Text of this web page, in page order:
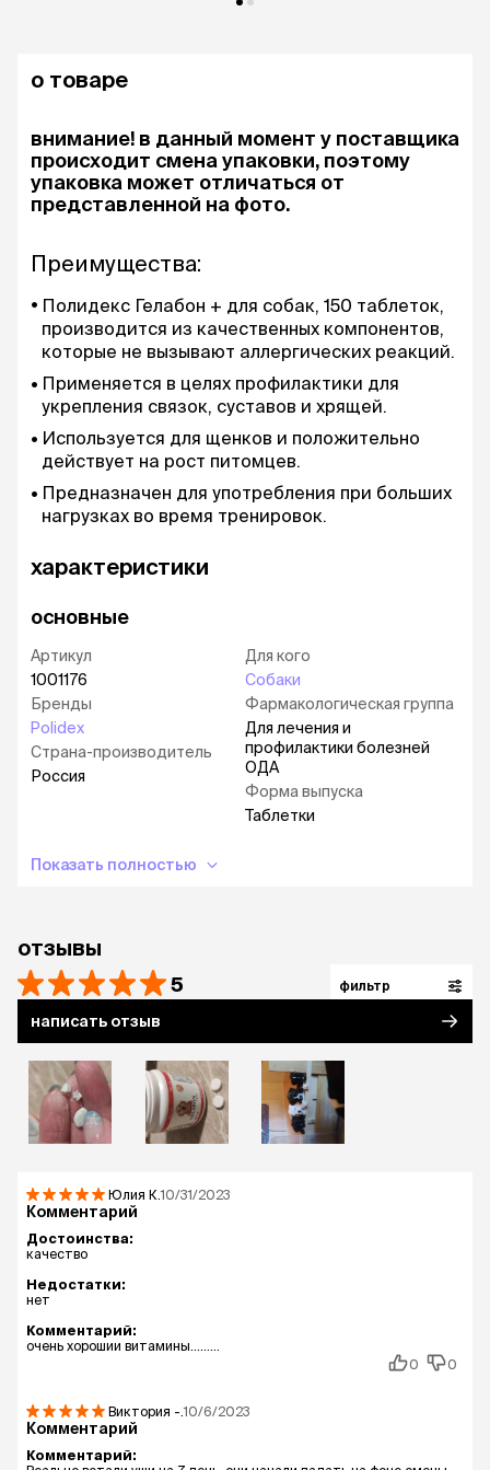
о товаре
внимание! в данный момент у поставщика
происходит смена упаковки, поэтому
упаковка может отличаться от
представленной на фото.
Преимущества:
Полидекс Гелабон + для собак, 150 таблеток,
производится из качественных компонентов,
которые не вызывают аллергических реакций.
Применяется в целях профилактики для
укрепления связок, суставов и хрящей.
Используется для щенков и положительно
действует на рост питомцев.
Предназначен для употребления при больших
нагрузках во время тренировок.
характеристики
основные
Артикул
1001176
Бренды
Polidex
Страна-производитель
Россия
Для кого
Собаки
Фармакологическая группа
Для лечения и
профилактики болезней
ОДА
Форма выпуска
Таблетки
Показать полностью
отзывы
5 фильтр
написать отзыв
Юлия К.10/31/2023
Комментарий
Достоинства:
качество
Недостатки:
нет
Комментарий:
очень хорошии витамины.........
0
0
Виктория -.10/6/2023
Комментарий
Комментарий: